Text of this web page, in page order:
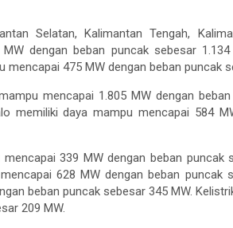
Selatan, Kalimantan Tengah,
dengan beban puncak sebesar 1.134
475 MW dengan beban puncak
mencapai 1.805 MW dengan
memiliki daya mampu mencapai 584
339 MW dengan beban puncak
628 MW dengan beban puncak
beban puncak sebesar 345 MW.
209 MW.